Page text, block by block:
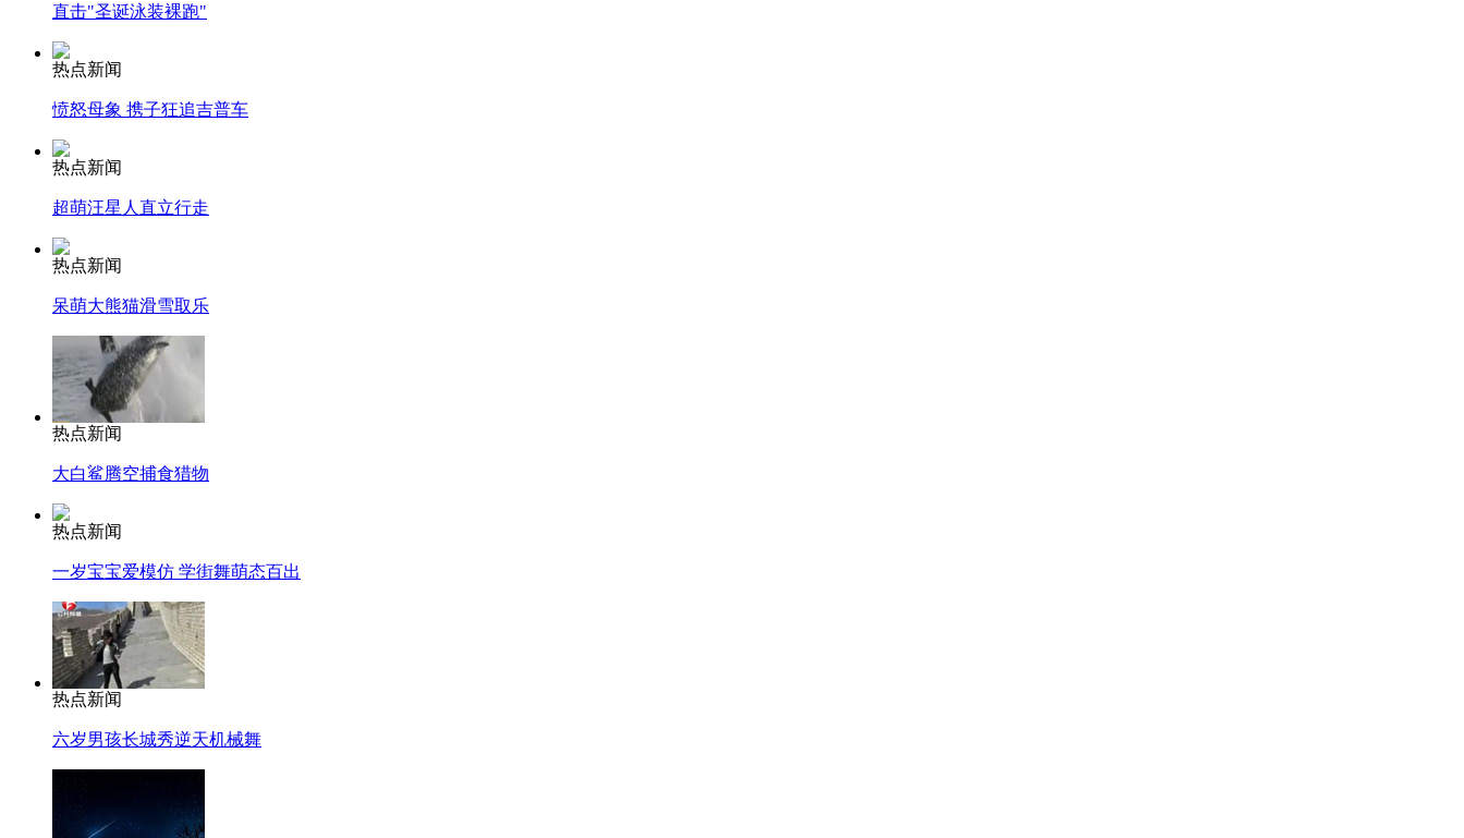
直击"圣诞泳装裸跑"
热点新闻
愤怒母象 携子狂追吉普车
热点新闻
超萌汪星人直立行走
热点新闻
呆萌大熊猫滑雪取乐
热点新闻
大白鲨腾空捕食猎物
热点新闻
一岁宝宝爱模仿 学街舞萌态百出
热点新闻
六岁男孩长城秀逆天机械舞